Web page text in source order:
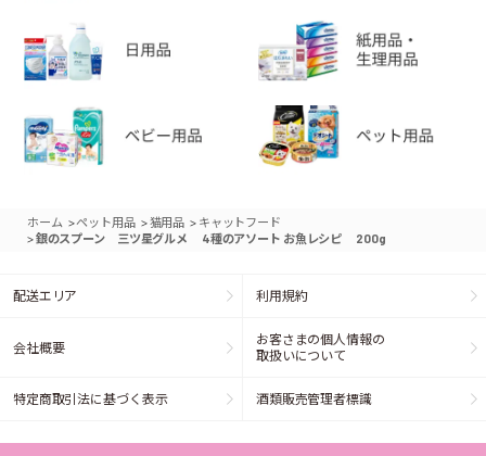
ホーム >ペット用品 >猫用品 > キャットフード
>銀のスプーン 三ツ星グルメ 4種のアソート お魚レシピ 200g
配送エリア 利用規約
会社概要
お客さまの個人情報の
取扱いについて
特定商取引法に基づく表示 酒類販売管理者標識